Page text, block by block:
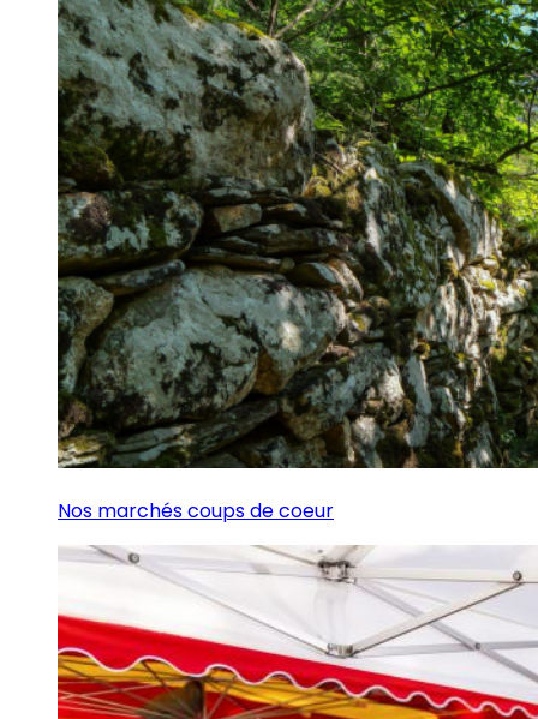
Nos marchés coups de coeur